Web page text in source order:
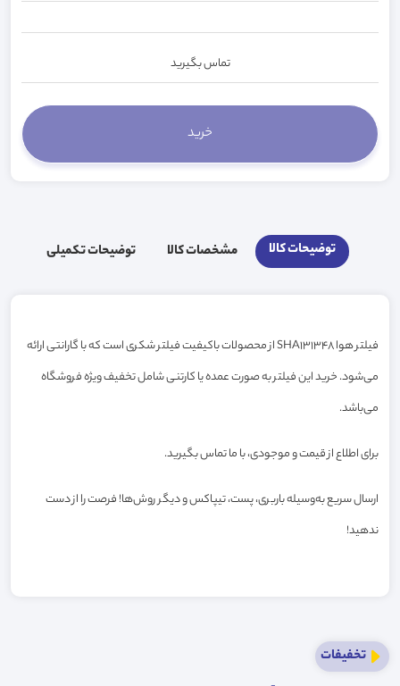
تماس بگیرید
توضیحات کالا مشخصات کالا توضیحات تکمیلی
فیلتر هوا SHA131348 از محصولات باکیفیت فیلتر شکری است که با گارانتی ارائه
می‌شود. خرید این فیلتر به صورت عمده یا کارتنی شامل تخفیف ویژه فروشگاه
می‌باشد.
برای اطلاع از قیمت و موجودی، با ما تماس بگیرید.
ارسال سریع به‌وسیله باربری، پست، تیپاکس و دیگر روش‌ها! فرصت را از دست
ندهید!
تخفیفات